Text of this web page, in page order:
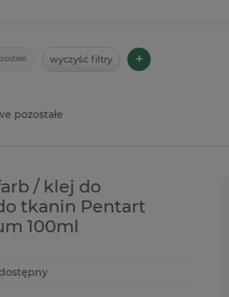
wyczyść filtry +
pozostałe
/ klej do
tkanin Pentart
100ml